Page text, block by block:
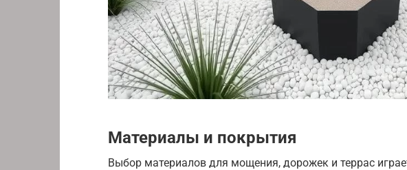
Материалы и покрытия
Выбор материалов для мощения, дорожек и террас